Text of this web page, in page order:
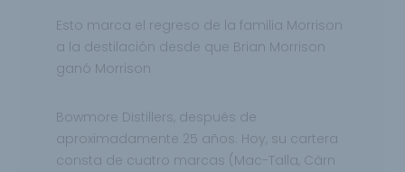
Esto marca el regreso de la familia Morrison
a la destilación desde que Brian Morrison
ganó Morrison
Bowmore Distillers, después de
aproximadamente 25 años. Hoy, su cartera
consta de cuatro marcas (Mac-Talla, Càrn